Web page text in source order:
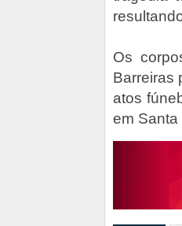
Os
Barreiras
atos
em Santa